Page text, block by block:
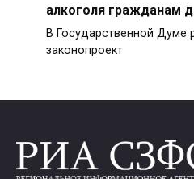
алкоголя гражданам
В Государственной Думе
законопроект